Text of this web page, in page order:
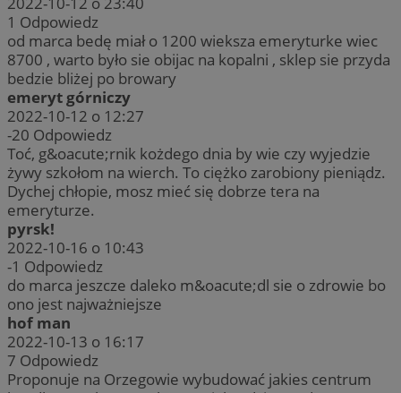
1 Odpowiedz
od marca bedę miał o 1200 wieksza emeryturke wiec
8700 , warto było sie obijac na kopalni , sklep sie przyda
bedzie bliżej po browary
emeryt górniczy
2022-10-12 o 12:27
-20 Odpowiedz
Toć, g&oacute;rnik kożdego dnia by wie czy wyjedzie
żywy szkołom na wierch. To ciężko zarobiony pieniądz.
Dychej chłopie, mosz mieć się dobrze tera na
emeryturze.
pyrsk!
2022-10-16 o 10:43
-1 Odpowiedz
do marca jeszcze daleko m&oacute;dl sie o zdrowie bo
ono jest najważniejsze
hof man
2022-10-13 o 16:17
7 Odpowiedz
Proponuje na Orzegowie wybudować jakies centrum